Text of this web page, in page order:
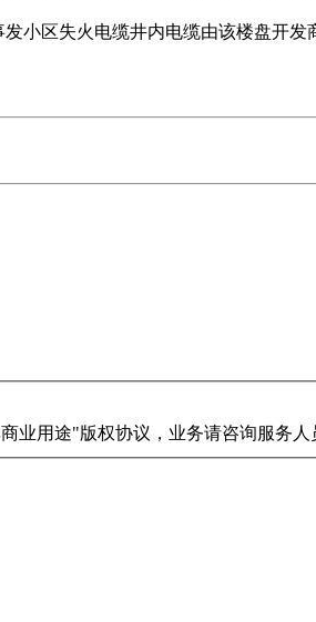
小区失火电缆井内电缆由该楼盘开
业用途"版权协议，业务请咨询服务人